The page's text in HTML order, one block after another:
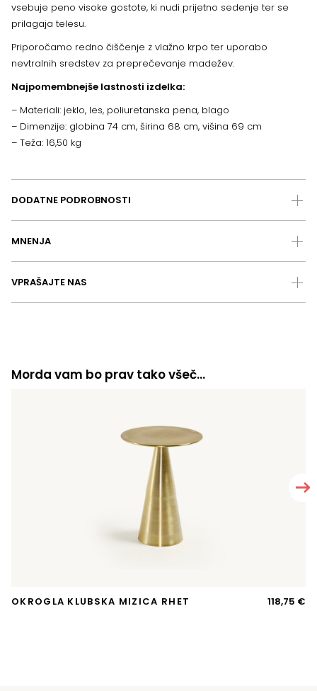
vsebuje peno visoke gostote, ki nudi prijetno sedenje ter se
prilagaja telesu.
Priporočamo redno čiščenje z vlažno krpo ter uporabo
nevtralnih sredstev za preprečevanje madežev.
Najpomembnejše lastnosti izdelka:
– Materiali: jeklo, les, poliuretanska pena, blago
– Dimenzije: globina 74 cm, širina 68 cm, višina 69 cm
– Teža: 16,50 kg
DODATNE PODROBNOSTI
MNENJA
VPRAŠAJTE NAS
Morda vam bo prav tako všeč…
OKROGLA KLUBSKA MIZICA RHET 118,75 €